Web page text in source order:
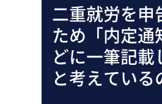
二重就労を申
ため「内定通
どに一筆記載
と考えている